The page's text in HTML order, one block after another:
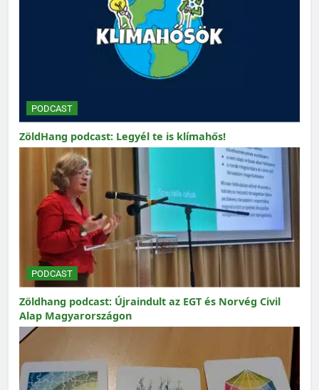
PODCAST
ZöldHang podcast: Legyél te is klímahős!
PODCAST
Zöldhang podcast: Újraindult az EGT és Norvég Civil
Alap Magyarországon